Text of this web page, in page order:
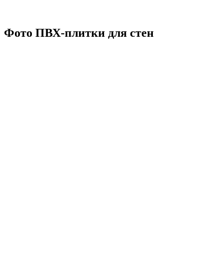
Фото ПВХ-плитки для стен